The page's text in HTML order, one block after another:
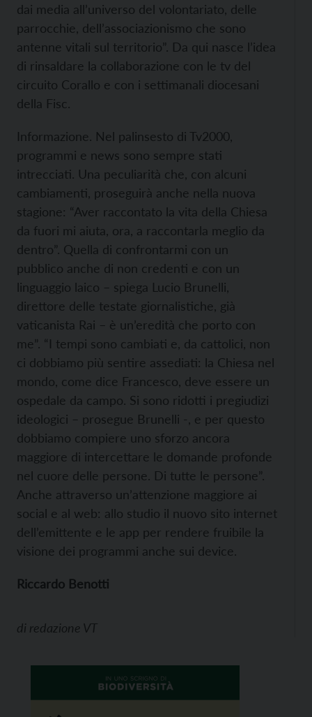
dai media all’universo del volontariato, delle
parrocchie, dell’associazionismo che sono
antenne vitali sul territorio”. Da qui nasce l’idea
di rinsaldare la collaborazione con le tv del
circuito Corallo e con i settimanali diocesani
della Fisc.
Informazione. Nel palinsesto di Tv2000,
programmi e news sono sempre stati
intrecciati. Una peculiarità che, con alcuni
cambiamenti, proseguirà anche nella nuova
stagione: “Aver raccontato la vita della Chiesa
da fuori mi aiuta, ora, a raccontarla meglio da
dentro”. Quella di confrontarmi con un
pubblico anche di non credenti e con un
linguaggio laico – spiega Lucio Brunelli,
direttore delle testate giornalistiche, già
vaticanista Rai – è un’eredità che porto con
me”. “I tempi sono cambiati e, da cattolici, non
ci dobbiamo più sentire assediati: la Chiesa nel
mondo, come dice Francesco, deve essere un
ospedale da campo. Si sono ridotti i pregiudizi
ideologici – prosegue Brunelli -, e per questo
dobbiamo compiere uno sforzo ancora
maggiore di intercettare le domande profonde
nel cuore delle persone. Di tutte le persone”.
Anche attraverso un’attenzione maggiore ai
social e al web: allo studio il nuovo sito internet
dell’emittente e le app per rendere fruibile la
visione dei programmi anche sui device.
Riccardo Benotti
di redazione VT